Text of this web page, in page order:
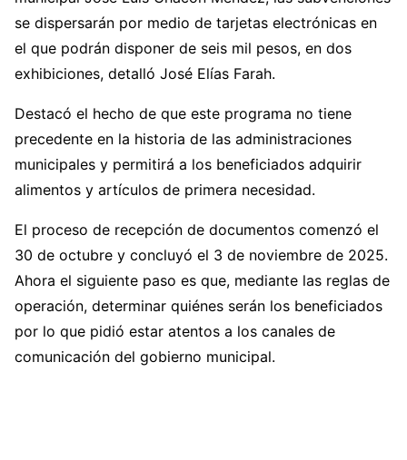
se dispersarán por medio de tarjetas electrónicas en
el que podrán disponer de seis mil pesos, en dos
exhibiciones, detalló José Elías Farah.
Destacó el hecho de que este programa no tiene
precedente en la historia de las administraciones
municipales y permitirá a los beneficiados adquirir
alimentos y artículos de primera necesidad.
El proceso de recepción de documentos comenzó el
30 de octubre y concluyó el 3 de noviembre de 2025.
Ahora el siguiente paso es que, mediante las reglas de
operación, determinar quiénes serán los beneficiados
por lo que pidió estar atentos a los canales de
comunicación del gobierno municipal.